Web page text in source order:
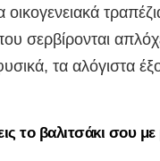
σερβίρονται
τα αλόγιστα
το βαλιτσάκι σου με